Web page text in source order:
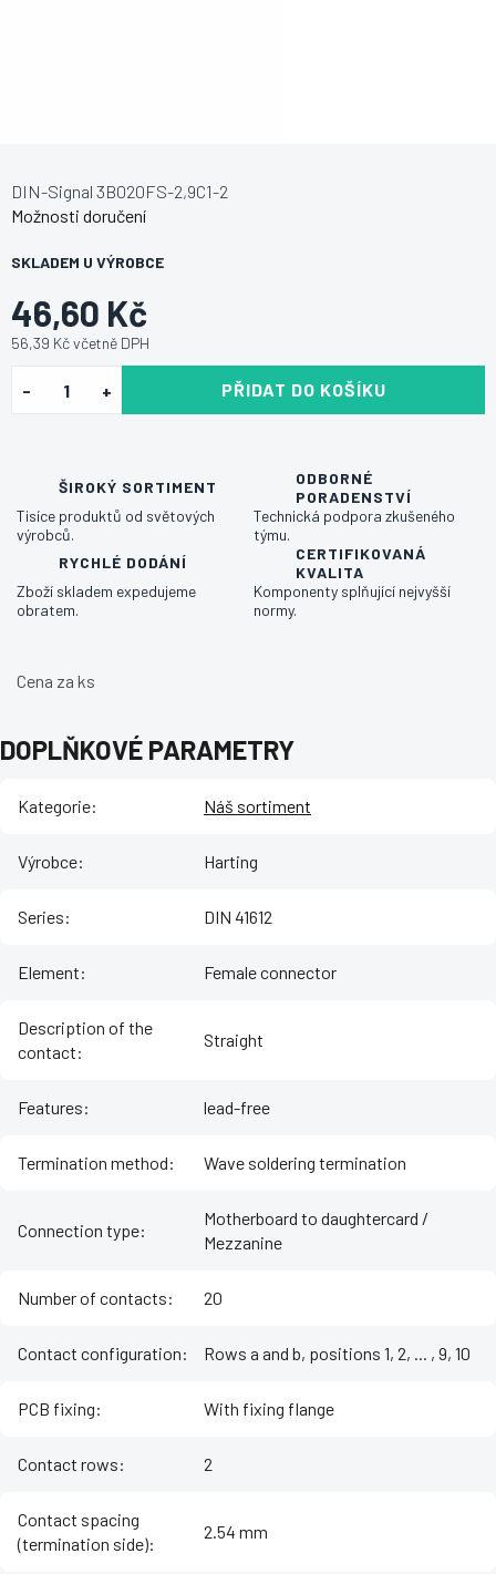
46,60 Kč
56,39 Kč včetně DPH
SKLADEM U VÝROBCE
Možnosti doručení
PŘIDAT DO KOŠÍKU
DIN-Signal 3B020FS-2,9C1-2
ŠIROKÝ SORTIMENT
Tisíce produktů od světových
výrobců.
ODBORNÉ
PORADENSTVÍ
Technická podpora zkušeného
týmu.
RYCHLÉ DODÁNÍ
Zboží skladem expedujeme
obratem.
CERTIFIKOVANÁ
KVALITA
Komponenty splňující nejvyšší
normy.
Cena za ks
DOPLŇKOVÉ PARAMETRY
Kategorie: Náš sortiment
Výrobce: Harting
Series: DIN 41612
Element: Female connector
Description of the
contact:
Straight
Features: lead-free
Termination method: Wave soldering termination
Connection type:
Motherboard to daughtercard /
Mezzanine
Number of contacts: 20
Contact configuration: Rows a and b, positions 1, 2, ... , 9, 10
PCB fixing: With fixing flange
Contact rows: 2
Contact spacing
(termination side):
2.54 mm